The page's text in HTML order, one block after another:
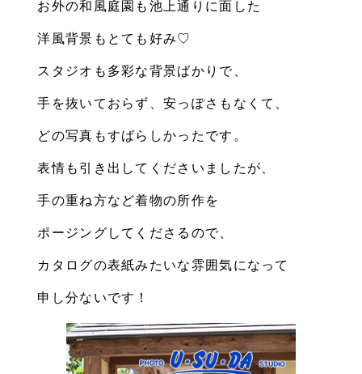
お外の和風庭園も池上通りに面した
洋風背景もとても好み♡
スタジオも多彩な背景ばかりで、
手を抜いておらず、安っぽさもなくて、
どの写真もすばらしかったです。
表情も引き出してくださいましたが、
手の重ね方など着物の所作を
ポージングしてくださるので、
カタログの表紙みたいな雰囲気になって
申し分ないです！